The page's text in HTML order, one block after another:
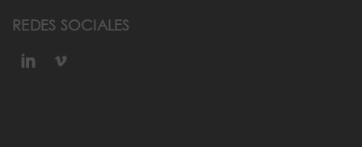
REDES SOCIALES